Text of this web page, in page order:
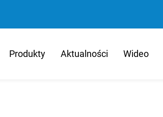
Produkty Aktualności Wideo